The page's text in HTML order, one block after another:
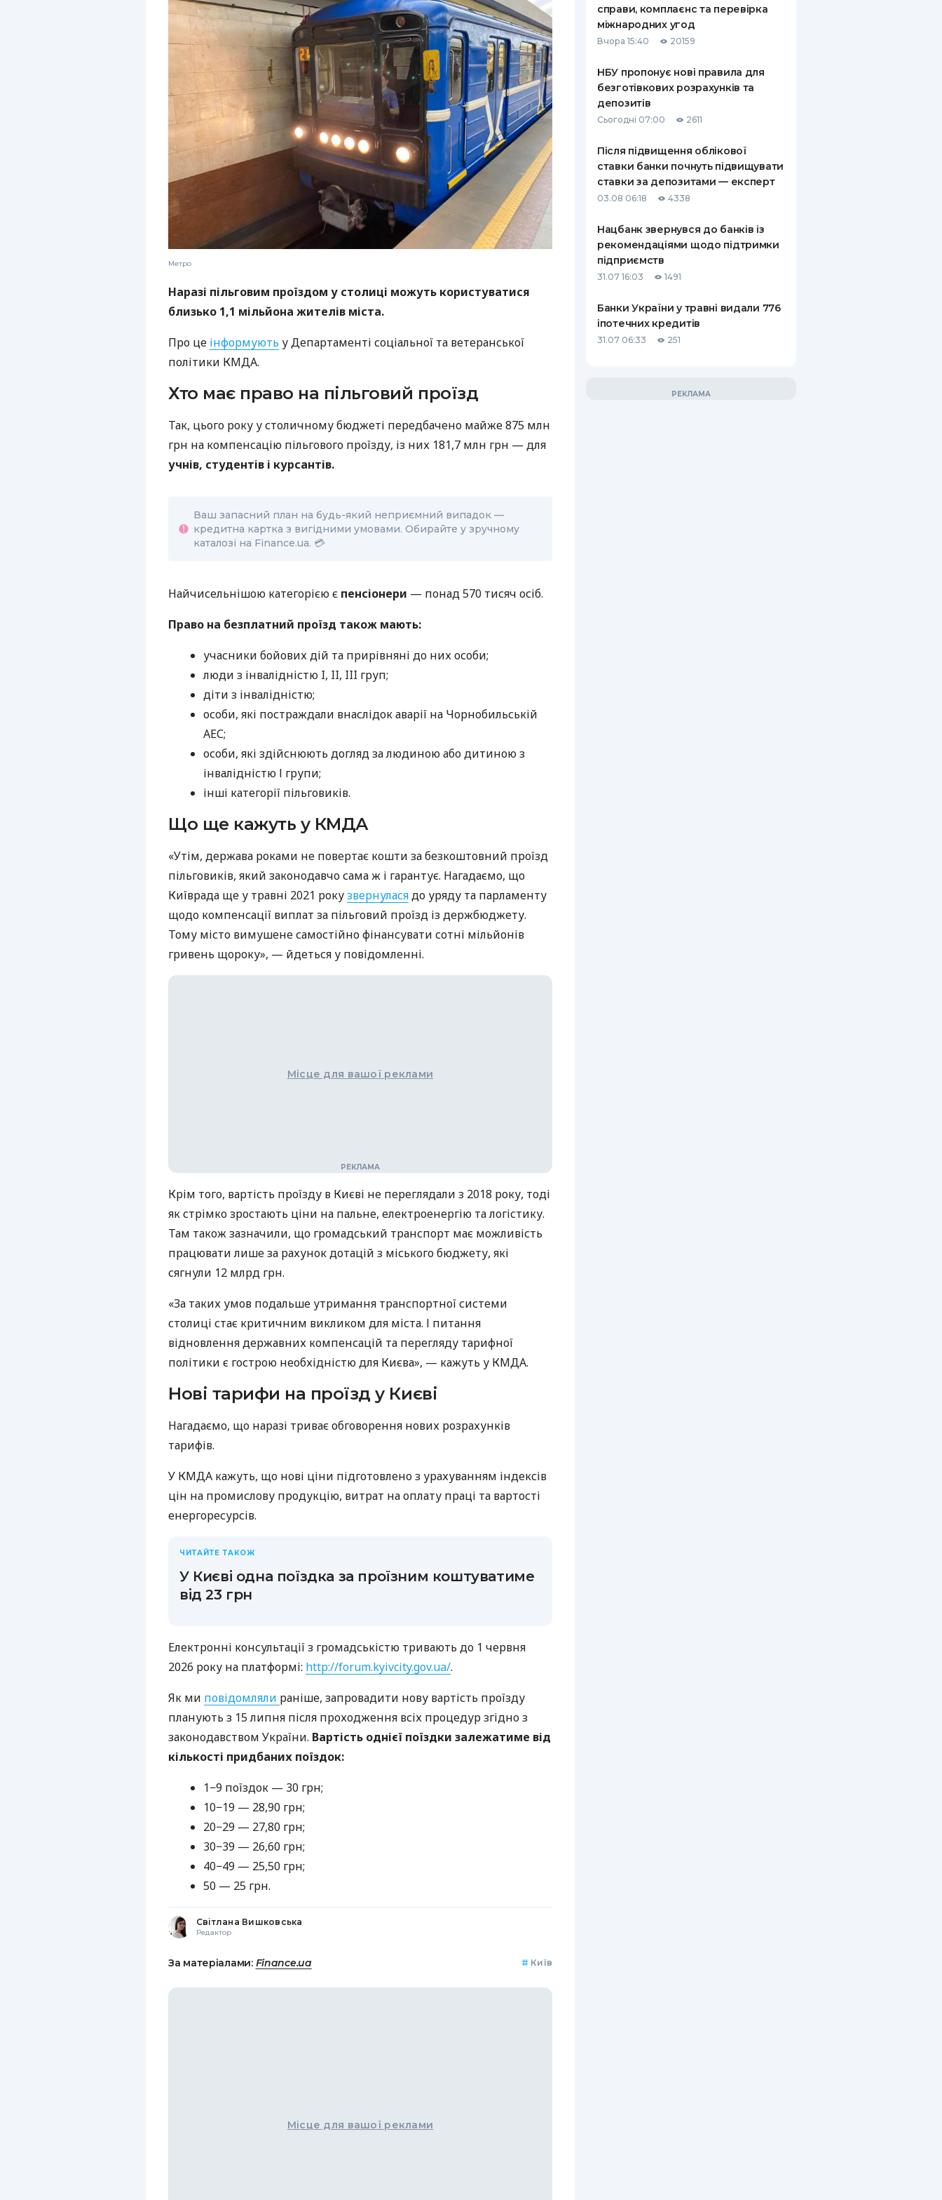
РЕЙТИНГ ДЕБЕТОВИХ
КАРТОК
ЩОМІСЯЧНИЙ ОГЛЯД
КЕШБЕКУ
ПУТІВНИКИ ПО
БАНКІВСЬКИХ КАРТКАХ
ПУТІВНИКИ ПО
СТРАХОВІ КОМПАНІЇ
ВІДГУКИ ПРО СТРАХОВІ
ДОСТАВКА І ОПЛАТА
Метро
Наразі пільговим проїздом у столиці можуть користуватися
близько 1,1 мільйона жителів міста.
Про це інформують у Департаменті соціальної та ветеранської
політики КМДА.
Хто має право на пільговий проїзд
Так, цього року у столичному бюджеті передбачено майже 875 млн
грн на компенсацію пільгового проїзду, із них 181,7 млн грн — для
учнів, студентів і курсантів.
Ваш запасний план на будь-який неприємний випадок —
кредитна картка з вигідними умовами. Обирайте у зручному
каталозі на Finance.ua. 💳
Найчисельнішою категорією є пенсіонери — понад 570 тисяч осіб.
Право на безплатний проїзд також мають:
учасники бойових дій та прирівняні до них особи;
люди з інвалідністю I, II, III груп;
діти з інвалідністю;
особи, які постраждали внаслідок аварії на Чорнобильській
АЕС;
особи, які здійснюють догляд за людиною або дитиною з
інвалідністю І групи;
інші категорії пільговиків.
Що ще кажуть у КМДА
«Утім, держава роками не повертає кошти за безкоштовний проїзд
пільговиків, який законодавчо сама ж і гарантує. Нагадаємо, що
Київрада ще у травні 2021 рокузвернуласядо уряду та парламенту
щодо компенсації виплат за пільговий проїзд із держбюджету.
Тому місто вимушене самостійно фінансувати сотні мільйонів
гривень щороку», — йдеться у повідомленні.
Місце для вашої реклами
Крім того, вартість проїзду в Києві не переглядали з 2018 року, тоді
як стрімко зростають ціни на пальне, електроенергію та логістику.
Там також зазначили, що громадський транспорт має можливість
працювати лише за рахунок дотацій з міського бюджету, які
сягнули 12 млрд грн.
«За таких умов подальше утримання транспортної системи
столиці стає критичним викликом для міста. І питання
відновлення державних компенсацій та перегляду тарифної
політики є гострою необхідністю для Києва», — кажуть у КМДА.
Нові тарифи на проїзд у Києві
Нагадаємо, що наразі триває обговорення нових розрахунків
тарифів.
У КМДА кажуть, що нові ціни підготовлено з урахуванням індексів
цін на промислову продукцію, витрат на оплату праці та вартості
енергоресурсів.
ЧИТАЙТЕ ТАКОЖ
У Києві одна поїздка за проїзним коштуватиме
від 23 грн
Електронні консультації з громадськістю тривають до 1 червня
2026 року на платформі: http://forum.kyivcity.gov.ua/.
Як ми повідомляли раніше, запровадити нову вартість проїзду
планують з 15 липня після проходження всіх процедур згідно з
законодавством України. Вартість однієї поїздки залежатиме від
кількості придбаних поїздок:
1−9 поїздок — 30 грн;
10−19 — 28,90 грн;
20−29 — 27,80 грн;
30−39 — 26,60 грн;
40−49 — 25,50 грн;
50 — 25 грн.
Світлана Вишковська
Редактор
За матеріалами: Finance.ua # Київ
Місце для вашої реклами
справи, комплаєнс та перевірка
міжнародних угод
Вчора 15:40 20159
НБУ пропонує нові правила для
безготівкових розрахунків та
депозитів
Сьогодні 07:00 2611
Після підвищення облікової
ставки банки почнуть підвищувати
ставки за депозитами — експерт
03.08 06:18 4338
Нацбанк звернувся до банків із
рекомендаціями щодо підтримки
підприємств
31.07 16:03 1491
Банки України у травні видали 776
іпотечних кредитів
31.07 06:33 251